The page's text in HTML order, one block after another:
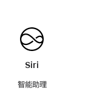
Siri
智能助理